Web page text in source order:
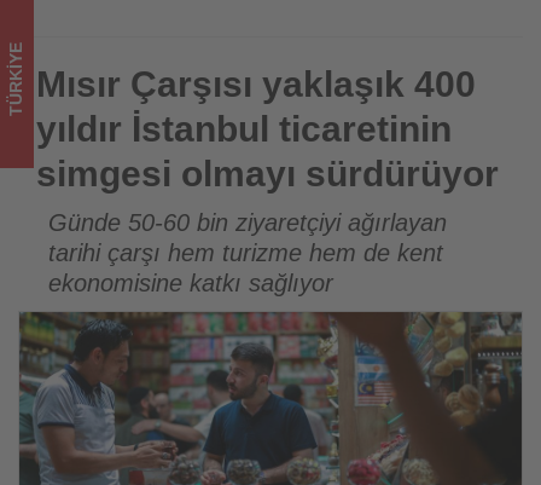
sürdürüyor
-
Tourexpi,
sizler
için
turizmde
olup
bitenleri
takip
ediyor!
Mısır Çarşısı yaklaşık 400 yıldır İstanbul ticaretinin simgesi
olmayı sürdürüyor
TÜRKIYE Mısır Çarşısı yaklaşık 400
yıldır İstanbul ticaretinin
simgesi olmayı sürdürüyor
Günde 50-60 bin ziyaretçiyi ağırlayan
tarihi çarşı hem turizme hem de kent
ekonomisine katkı sağlıyor